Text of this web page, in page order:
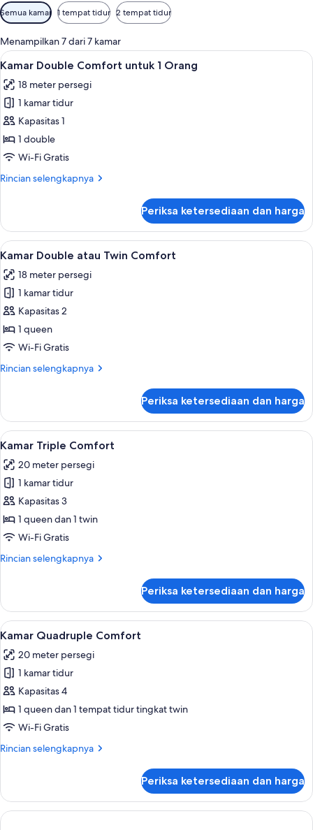
Filter
tersedia
untuk
kamar
Semua kamar 1 tempat tidur 2 tempat tidur
Menampilkan 7 dari 7 kamar
Lihat
semua
foto
untuk
Kamar
Double
Comfort
1
Minibar, brankas, meja kerja, dan Wi-
7
Kamar Double Comfort untuk 1 Orang
18 meter persegi
1 kamar tidur
Kapasitas 1
1 double
Wi-Fi Gratis
Rincian selengkapnya
Rincian
Kamar
Double
Comfort
Orang
Periksa ketersediaan dan harga
Lihat
semua
foto
untuk
Kamar
Double
atau
Comfort
Minibar, brankas, meja kerja, dan Wi-
8
Kamar Double atau Twin Comfort
18 meter persegi
1 kamar tidur
Kapasitas 2
1 queen
Wi-Fi Gratis
Rincian selengkapnya
Rincian
Kamar
Double
atau
Comfort
Periksa ketersediaan dan harga
Lihat
semua
foto
untuk
Kamar
Triple
Comfort
Kamar Triple Comfort | Minibar,
8
Kamar Triple Comfort
20 meter persegi
1 kamar tidur
Kapasitas 3
1 queen dan 1 twin
Wi-Fi Gratis
Rincian selengkapnya
Rincian
Kamar
Triple
Comfort
Periksa ketersediaan dan harga
Lihat
semua
foto
untuk
Kamar
Quadruple
Comfort
Kamar Quadruple Comfort |
6
Kamar Quadruple Comfort
20 meter persegi
1 kamar tidur
Kapasitas 4
1 queen dan 1 tempat tidur tingkat twin
Wi-Fi Gratis
Rincian selengkapnya
Rincian
Kamar
Quadruple
Comfort
Periksa ketersediaan dan harga